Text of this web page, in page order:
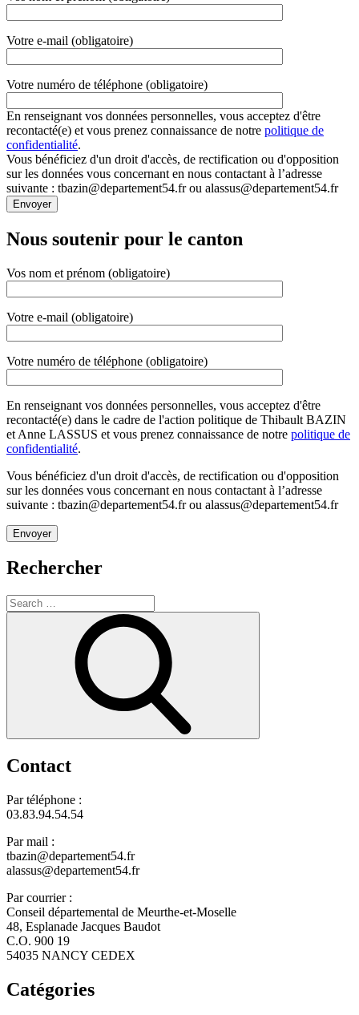
Votre e-mail (obligatoire)
Votre numéro de téléphone (obligatoire)
En renseignant vos données personnelles, vous acceptez d'être
recontacté(e) et vous prenez connaissance de notre politique de
confidentialité.
Vous bénéficiez d'un droit d'accès, de rectification ou d'opposition
sur les données vous concernant en nous contactant à l’adresse
suivante : tbazin@departement54.fr ou alassus@departement54.fr
Nous soutenir pour le canton
Vos nom et prénom (obligatoire)
Votre e-mail (obligatoire)
Votre numéro de téléphone (obligatoire)
En renseignant vos données personnelles, vous acceptez d'être
recontacté(e) dans le cadre de l'action politique de Thibault BAZIN
et Anne LASSUS et vous prenez connaissance de notre politique de
confidentialité.
Vous bénéficiez d'un droit d'accès, de rectification ou d'opposition
sur les données vous concernant en nous contactant à l’adresse
suivante : tbazin@departement54.fr ou alassus@departement54.fr
Rechercher
Search
for:
Contact
Par téléphone :
03.83.94.54.54
Par mail :
tbazin@departement54.fr
alassus@departement54.fr
Par courrier :
Conseil départemental de Meurthe-et-Moselle
48, Esplanade Jacques Baudot
C.O. 900 19
54035 NANCY CEDEX
Catégories